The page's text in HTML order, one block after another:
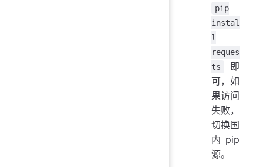
pip
instal
l
reques
ts
即
可，如
果访问
失败，
切换国
内 pip
源。